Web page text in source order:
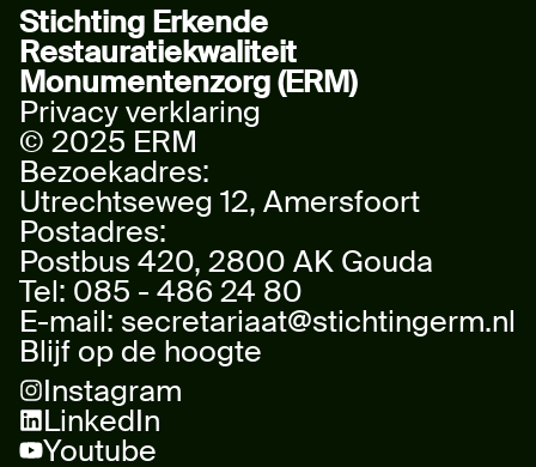
Stichting Erkende
Restauratiekwaliteit
Monumentenzorg (ERM)
Privacy verklaring
© 2025 ERM
Bezoekadres:
Utrechtseweg 12, Amersfoort
Postadres:
Postbus 420, 2800 AK Gouda
Tel: 085 - 486 24 80
E-mail: secretariaat@stichtingerm.nl
Blijf op de hoogte
Instagram
LinkedIn
Youtube